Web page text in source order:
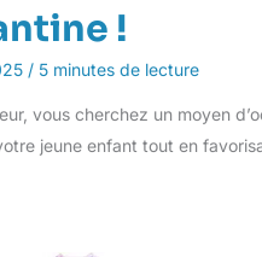
!
/ 5 minutes de lecture
vous cherchez un moyen
jeune enfant tout en